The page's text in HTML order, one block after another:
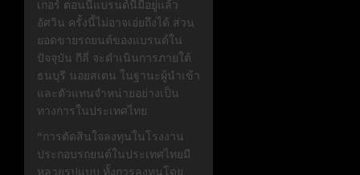
เกอร์ ตอนนี้แบรนด์นี้มีอยู่แล้ว
อัศวิน ครั้งนี้ไม่อาจเอ่ยถึงได้ ส่วน
ยอดขายรถยนต์ของแบรนด์ใน
ปัจจุบัน กีลี่ จะดำเนินการภายใต้
ธนบุรี นอยสเตน ในฐานะผู้นำเข้า
และตัวแทนจำหน่ายอย่างเป็น
ทางการในประเทศไทย
“การตัดสินใจลงทุนในโรงงาน
ประกอบรถยนต์ในประเทศไทยมี
หลายรูปแบบ ทั้งการลงทุนโดย